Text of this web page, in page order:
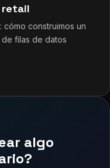
retail
cómo construimos un
de filas de datos
algo